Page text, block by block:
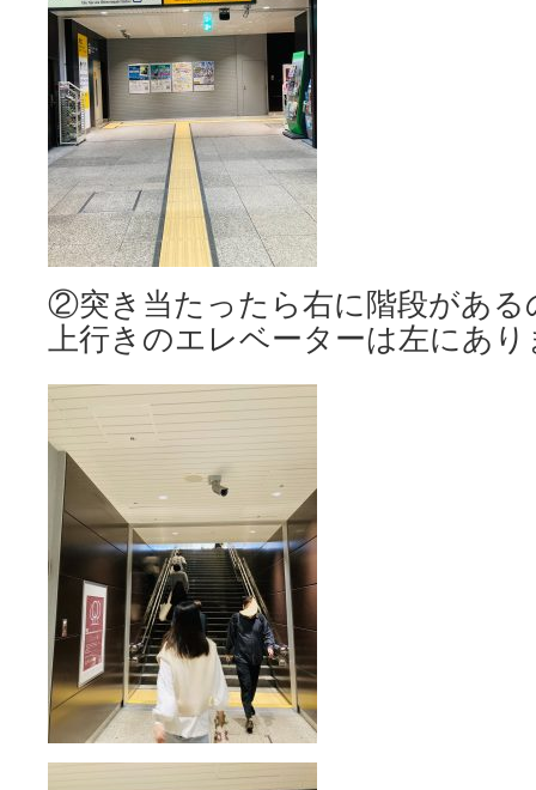
②突き当たったら右に階段がある
上行きのエレベーターは左にあり